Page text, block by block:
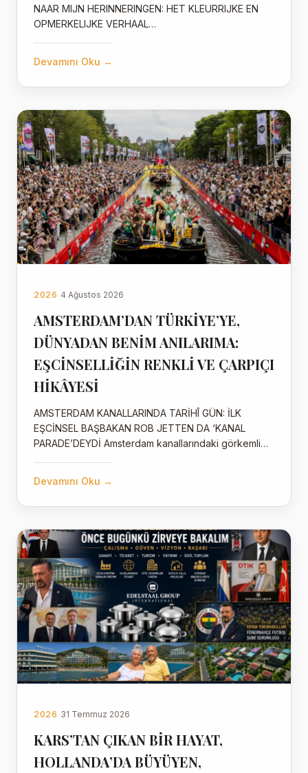
NAAR MIJN HERINNERINGEN: HET KLEURRIJKE EN
OPMERKELIJKE VERHAAL…
Devamını Oku →
2026 4 Ağustos 2026
AMSTERDAM’DAN TÜRKİYE’YE,
DÜNYADAN BENİM ANILARIMA:
EŞCİNSELLİĞİN RENKLİ VE ÇARPIÇI
HİKÂYESİ
AMSTERDAM KANALLARINDA TARİHÎ GÜN: İLK
EŞCİNSEL BAŞBAKAN ROB JETTEN DA ‘KANAL
PARADE’DEYDİ Amsterdam kanallarındaki görkemli…
Devamını Oku →
2026 31 Temmuz 2026
KARS’TAN ÇIKAN BİR HAYAT,
HOLLANDA’DA BÜYÜYEN,